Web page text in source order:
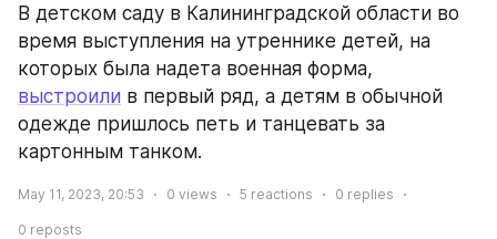
В детском саду в Калининградской области во
время выступления на утреннике детей, на
выстроили в первый ряд, а детям в обычной
одежде пришлось петь и танцевать за
картонным танком.
May 11, 2023, 20:53 0 views 5 reactions 0 replies
0 reposts